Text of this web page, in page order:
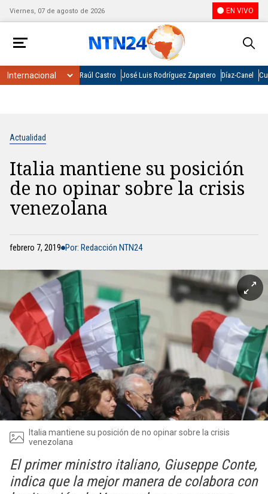
Viernes, 07 de agosto de 2026 EN VIVO
Raúl Castro José Luis Rodríguez Zapatero Díaz-Canel
Actualidad
Italia mantiene su posición
de no opinar sobre la crisis
venezolana
febrero 7, 2019 Por: Redacción NTN24
Italia mantiene su posición de no opinar sobre la crisis
venezolana
El primer ministro italiano, Giuseppe Conte,
indica que la mejor manera de colabora con